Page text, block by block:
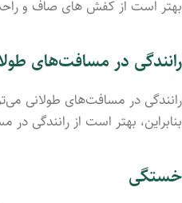
بهتر است از کفش ‌های صاف و
رانندگی در مسافت‌های
رانندگی در مسافت‌های طولانی
بنابراین، بهتر است از رانندگی
خستگی